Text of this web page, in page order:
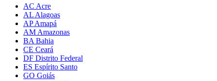
AC Acre
AL Alagoas
AP Amapá
AM Amazonas
BA Bahia
CE Ceará
DF Distrito Federal
ES Espírito Santo
GO Goiás